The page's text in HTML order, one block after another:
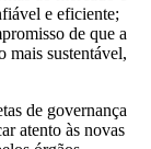
e eficiente;
de que a
mais sustentável,
de governança
atento às novas